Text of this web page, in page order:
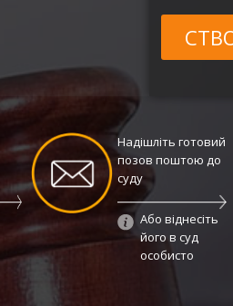
Надішліть готовий
позов поштою до
суду
Або віднесіть
його в суд
особисто